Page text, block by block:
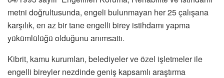
metni doğrultusunda, engeli bulunmayan her 25 çalışana
karşılık, en az bir tane engelli birey istihdamı yapma
yükümlülüğü olduğunu anımsattı.
Kibrit, kamu kurumları, belediyeler ve özel işletmeler ile
engelli bireyler nezdinde geniş kapsamlı araştırma